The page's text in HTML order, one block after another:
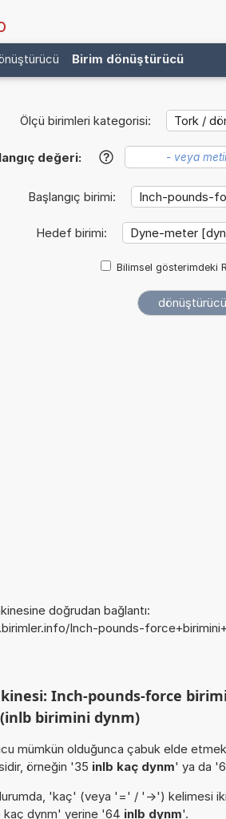
Birim dönüştürücü
Ölçü birimleri kategorisi:
değeri: ?
Başlangıç birimi:
Hedef birimi:
Bilimsel gösterimdeki
doğrudan bağlantı:
Inch-pounds-
Inch-pounds-force
birimini dynm)
mümkün olduğunca çabuk elde
örneğin '35 inlb kaç dynm' ya da
'kaç' (veya '=' / '->') kelimesi iki
kaç dynm' yerine '64 inlb dynm'.